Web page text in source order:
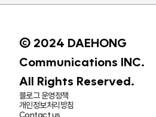
© 2024 DAEHONG
Communications INC.
All Rights Reserved.
블로그 운영정책
개인정보처리방침
Contact us